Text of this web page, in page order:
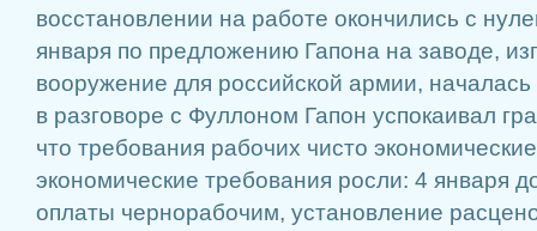
восстановлении на работе окончились с
января по предложению Гапона на заводе,
вооружение для российской армии, началась
в разговоре с Фуллоном Гапон успокаивал
что требования рабочих чисто
экономические требования росли: 4 января
оплаты чернорабочим, установление